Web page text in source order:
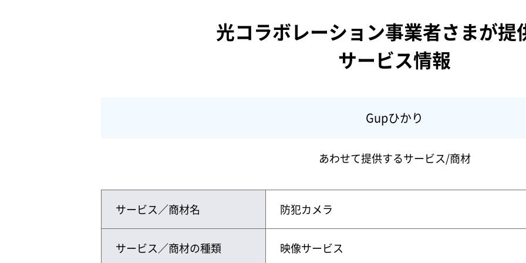
光コラボレーション事業者さまが提
サービス情報
Gupひかり
あわせて提供するサービス/商材
サービス／商材名 防犯カメラ
サービス／商材の種類 映像サービス